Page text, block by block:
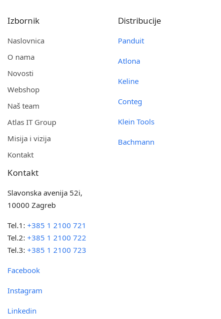
Izbornik
Naslovnica
O nama
Novosti
Webshop
Naš team
Atlas IT Group
Misija i vizija
Kontakt
Distribucije
Panduit
Atlona
Keline
Conteg
Klein Tools
Bachmann
Kontakt
Slavonska avenija 52i,
10000 Zagreb
Tel.1:+385 1 2100 721
Tel.2:+385 1 2100 722
Tel.3:+385 1 2100 723
Facebook
Instagram
Linkedin